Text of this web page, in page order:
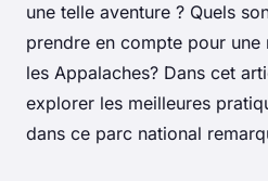
une telle aventure ? Quels
prendre en compte pour une
les Appalaches? Dans cet
explorer les meilleures
dans ce parc national